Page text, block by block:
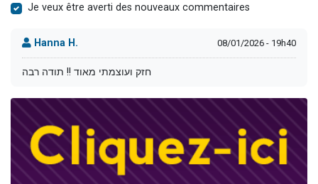
Je veux être averti des nouveaux commentaires
Hanna H. 08/01/2026 - 19h40
חזק ועוצמתי מאוד !! תודה רבה